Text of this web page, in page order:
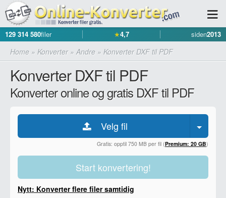
129 314 580filer ★4,7 siden2013
Home » Konverter» Andre » Konverter DXF til PDF
Konverter DXF til PDF
Konverter online og gratis DXF til PDF
Velg fil
Gratis: opptil 750 MB per fil (Premium: 20 GB)
Start konvertering!
Nytt: Konverter flere filer samtidig